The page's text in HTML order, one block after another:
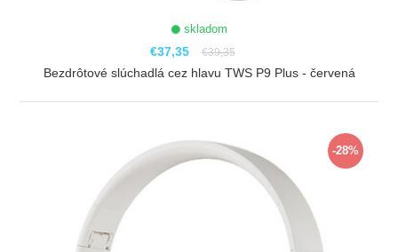
skladom
€37,35 €39,35
Bezdrôtové slúchadlá cez hlavu TWS P9 Plus - červená
-28%